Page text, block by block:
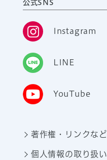
公式SNS
Instagram
LINE
YouTube
著作権・リンクなど
個人情報の取り扱い